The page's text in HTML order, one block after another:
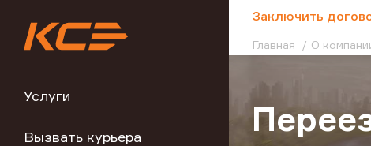
Услуги
Вызвать курьера
Заключить
Главная О